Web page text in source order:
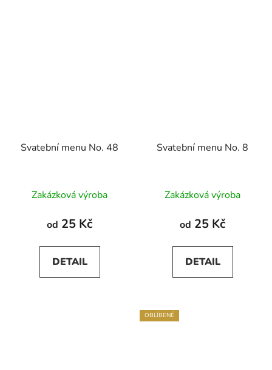
Svatební menu No. 48
Zakázková výroba
od 25 Kč
DETAIL
Svatební menu No. 8
Zakázková výroba
od 25 Kč
DETAIL
OBLÍBENÉ